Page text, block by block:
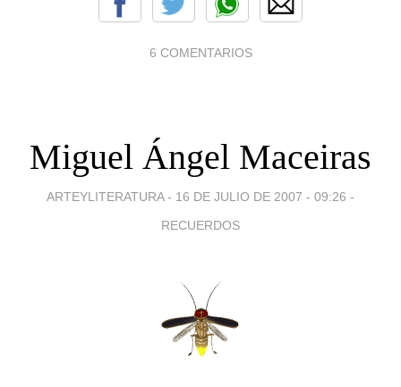
6 COMENTARIOS
Miguel Ángel Maceiras
ARTEYLITERATURA - 16 DE JULIO DE 2007 - 09:26 -
RECUERDOS